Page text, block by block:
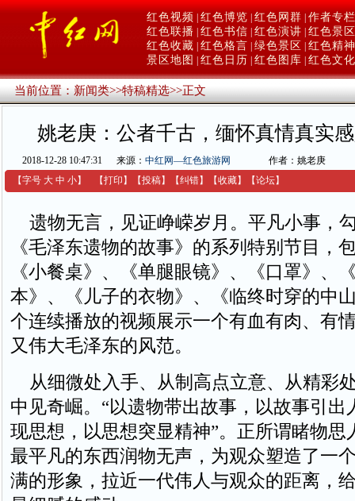
红色视频 红色博览 红色网群 作者专栏
红色联播 红色书信 红色演讲 红色景区
红色收藏 红色格言 绿色景区
红色精神
景区地图
红色日历 红色图库 红色文化
当前位置：新闻类>>特稿精选>>正文
姚老庚：公者千古，缅怀真情真实
2018-12-28 10:47:31 来源： 中红网—红色旅游网
作者：姚老庚
【字号 大 中 小】 【打印 】 【投稿】 【纠错】 【收藏】 【论坛】
遗物无言，见证峥嵘岁月。平凡小事，
《毛泽东遗物的故事》的系列特别节目，
《小餐桌》、《单腿眼镜》、《口罩》、
本》、《儿子的衣物》、《临终时穿的中
个连续播放的视频展示一个有血有肉、有
又伟大毛泽东的风范。
从细微处入手、从制高点立意、从精彩
中见奇崛。“以遗物带出故事，以故事引出
现思想，以思想突显精神”。正所谓睹物思
最平凡的东西润物无声，为观众塑造了一
满的形象，拉近一代伟人与观众的距离，